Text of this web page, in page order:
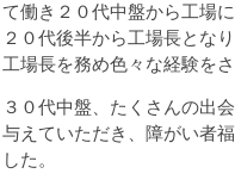
て働き２０代中盤から工場に
２０代後半から工場長とな
工場長を務め色々な経験を
３０代中盤、たくさんの出
与えていただき、障がい者
した。